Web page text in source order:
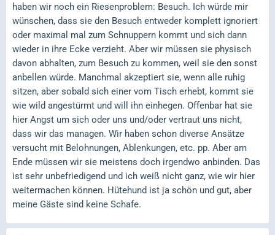
haben wir noch ein Riesenproblem: Besuch. Ich würde mir
wünschen, dass sie den Besuch entweder komplett ignoriert
oder maximal mal zum Schnuppern kommt und sich dann
wieder in ihre Ecke verzieht. Aber wir müssen sie physisch
davon abhalten, zum Besuch zu kommen, weil sie den sonst
anbellen würde. Manchmal akzeptiert sie, wenn alle ruhig
sitzen, aber sobald sich einer vom Tisch erhebt, kommt sie
wie wild angestürmt und will ihn einhegen. Offenbar hat sie
hier Angst um sich oder uns und/oder vertraut uns nicht,
dass wir das managen. Wir haben schon diverse Ansätze
versucht mit Belohnungen, Ablenkungen, etc. pp. Aber am
Ende müssen wir sie meistens doch irgendwo anbinden. Das
ist sehr unbefriedigend und ich weiß nicht ganz, wie wir hier
weitermachen können. Hütehund ist ja schön und gut, aber
meine Gäste sind keine Schafe.